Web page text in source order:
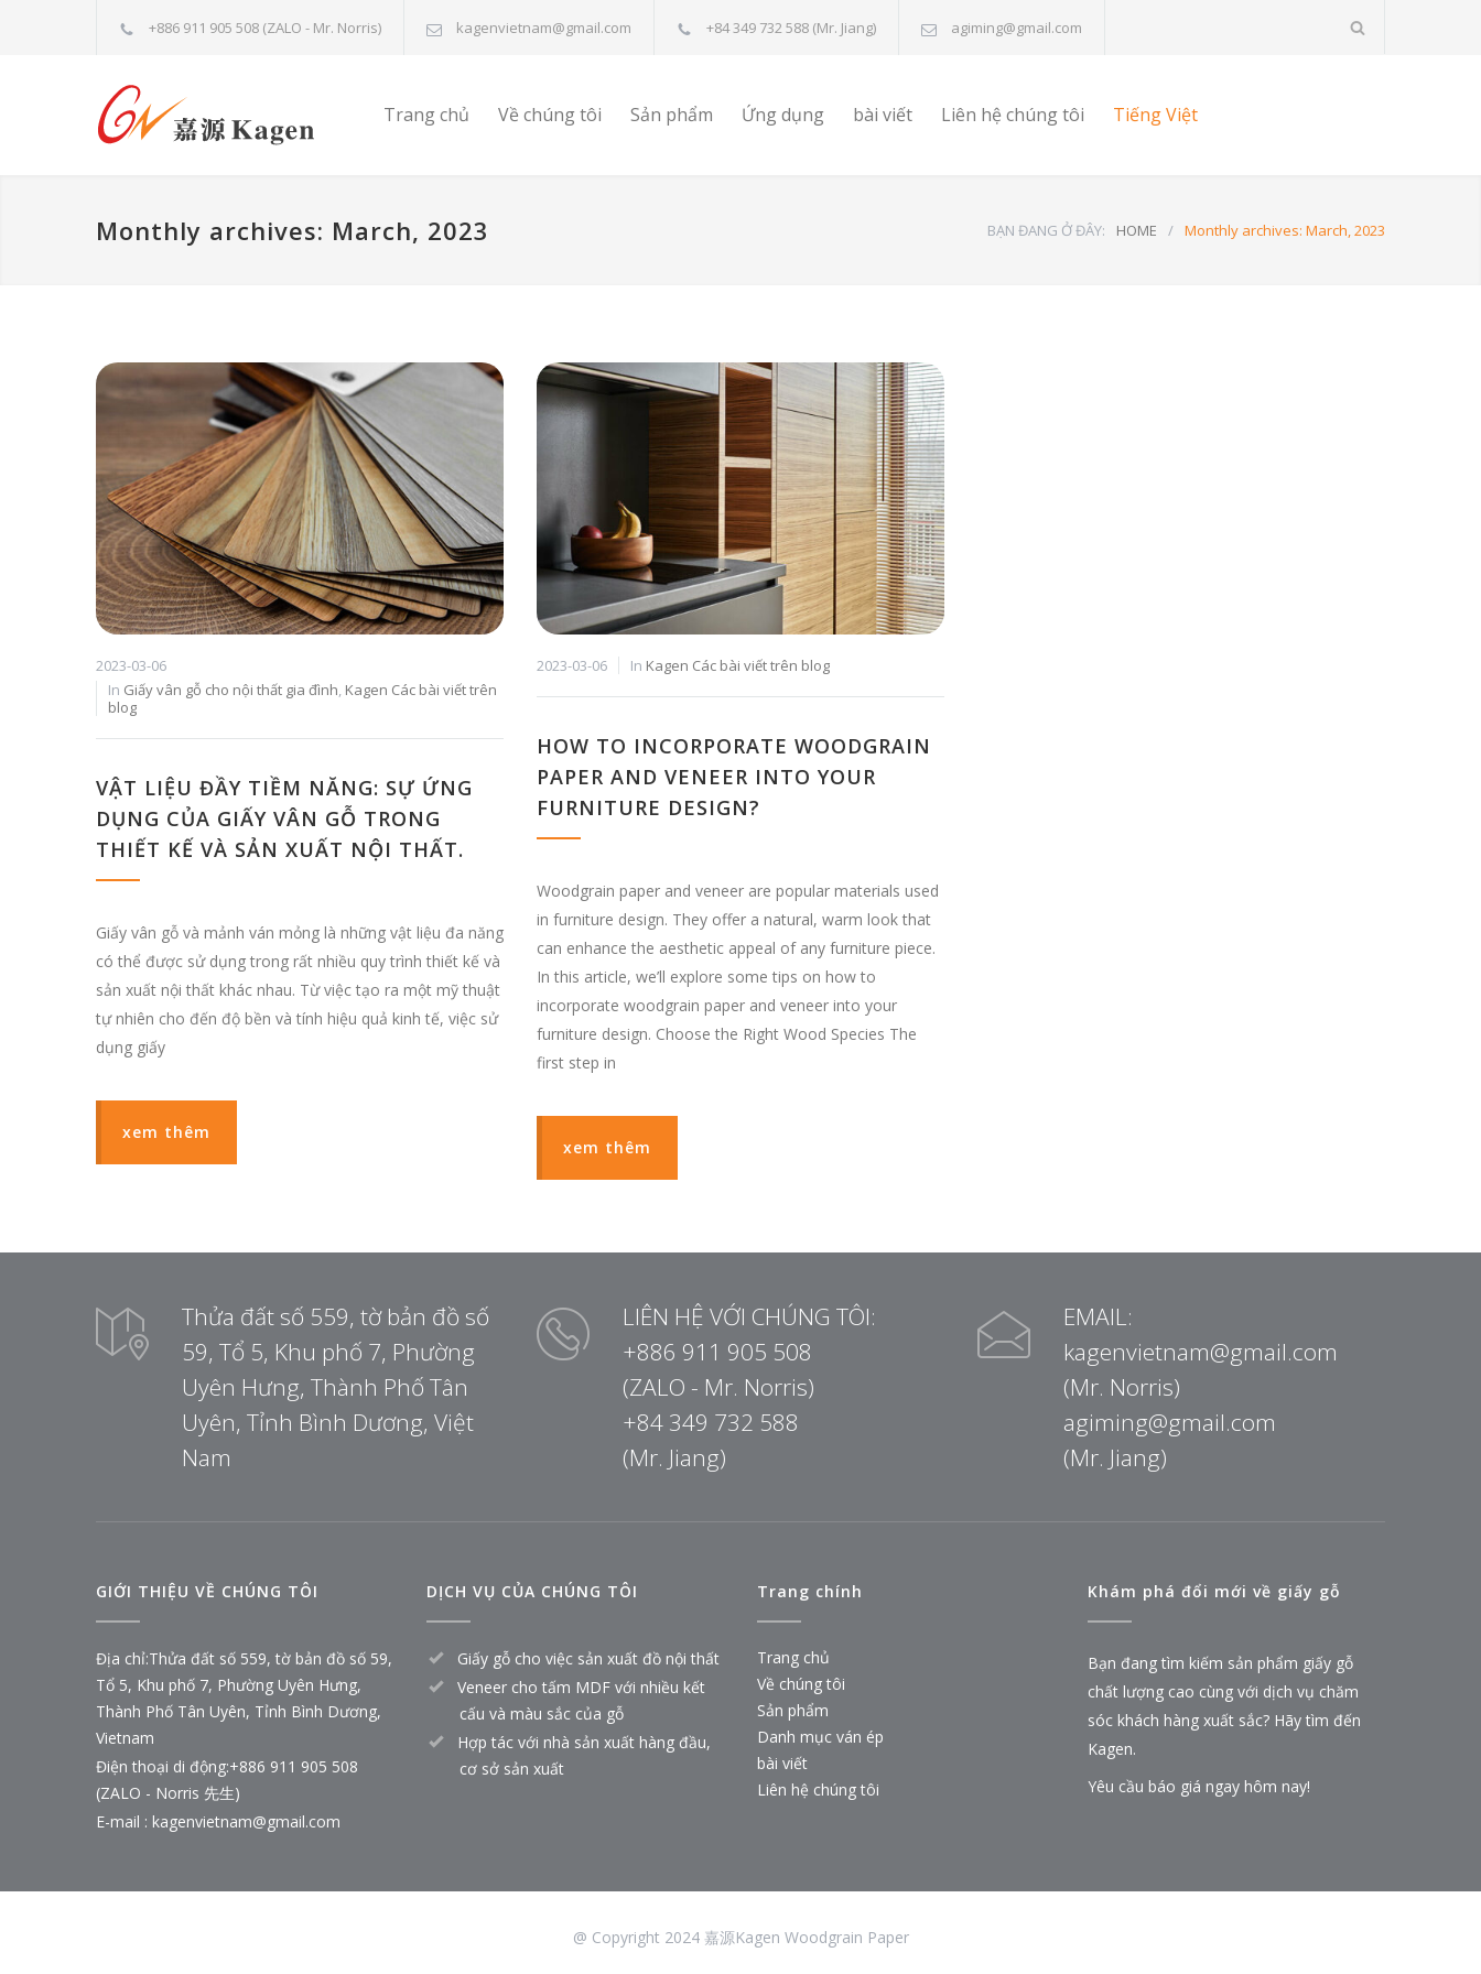
+886 911 905 508 (ZALO - Mr. Norris) kagenvietnam@gmail.com +84 349 732 588 (Mr. Jiang) agiming@gmail.com
Trang chủ Về chúng tôi Sản phẩm Ứng dụng bài viết Liên hệ chúng tôi Tiếng Việt
Monthly archives: March, 2023 BẠN ĐANG Ở ĐÂY: HOME / Monthly archives: March, 2023
2023-03-06
In Giấy vân gỗ cho nội thất gia đình, Kagen Các bài viết trên
blog
VẬT LIỆU ĐẦY TIỀM NĂNG: SỰ ỨNG
DỤNG CỦA GIẤY VÂN GỖ TRONG
THIẾT KẾ VÀ SẢN XUẤT NỘI THẤT.
Giấy vân gỗ và mảnh ván mỏng là những vật liệu đa năng
có thể được sử dụng trong rất nhiều quy trình thiết kế và
sản xuất nội thất khác nhau. Từ việc tạo ra một mỹ thuật
tự nhiên cho đến độ bền và tính hiệu quả kinh tế, việc sử
dụng giấy
xem thêm
2023-03-06 In Kagen Các bài viết trên blog
HOW TO INCORPORATE WOODGRAIN
PAPER AND VENEER INTO YOUR
FURNITURE DESIGN?
Woodgrain paper and veneer are popular materials used
in furniture design. They offer a natural, warm look that
can enhance the aesthetic appeal of any furniture piece.
In this article, we’ll explore some tips on how to
incorporate woodgrain paper and veneer into your
furniture design. Choose the Right Wood Species The
first step in
xem thêm
Thửa đất số 559, tờ bản đồ số
59, Tổ 5, Khu phố 7, Phường
Uyên Hưng, Thành Phố Tân
Uyên, Tỉnh Bình Dương, Việt
Nam
LIÊN HỆ VỚI CHÚNG TÔI:
+886 911 905 508
(ZALO - Mr. Norris)
+84 349 732 588
(Mr. Jiang)
EMAIL:
kagenvietnam@gmail.com
(Mr. Norris)
agiming@gmail.com
(Mr. Jiang)
GIỚI THIỆU VỀ CHÚNG TÔI
Địa chỉ:Thửa đất số 559, tờ bản đồ số 59,
Tổ 5, Khu phố 7, Phường Uyên Hưng,
Thành Phố Tân Uyên, Tỉnh Bình Dương,
Vietnam
Điện thoại di động:+886 911 905 508
(ZALO - Norris 先生)
E-mail : kagenvietnam@gmail.com
DỊCH VỤ CỦA CHÚNG TÔI
Giấy gỗ cho việc sản xuất đồ nội thất
Veneer cho tấm MDF với nhiều kết
cấu và màu sắc của gỗ
Hợp tác với nhà sản xuất hàng đầu,
cơ sở sản xuất
Trang chính
Trang chủ
Về chúng tôi
Sản phẩm
Danh mục ván ép
bài viết
Liên hệ chúng tôi
Khám phá đổi mới về giấy gỗ
Bạn đang tìm kiếm sản phẩm giấy gỗ
chất lượng cao cùng với dịch vụ chăm
sóc khách hàng xuất sắc? Hãy tìm đến
Kagen.
Yêu cầu báo giá ngay hôm nay!
@ Copyright 2024 嘉源Kagen Woodgrain Paper